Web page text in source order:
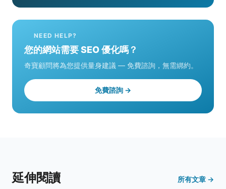
NEED HELP?
您的網站需要 SEO 優化嗎？
奇寶顧問將為您提供量身建議 — 免費諮詢，無需綁約。
免費諮詢 →
延伸閱讀 所有文章 →